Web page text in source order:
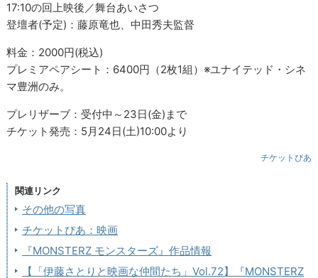
17:10の回上映後／舞台あいさつ
登壇者(予定)：藤原竜也、中田秀夫監督
料金：2000円(税込)
プレミアペアシート：6400円（2枚1組）※ユナイテッド・シネ
マ豊洲のみ。
プレリザーブ：受付中～23日(金)まで
チケット発売：5月24日(土)10:00より
チケットぴあ
関連リンク
その他の写真
チケットぴあ：映画
『MONSTERZ モンスターズ』作品情報
【「伊藤さとりと映画な仲間たち」Vol.72】『MONSTERZ